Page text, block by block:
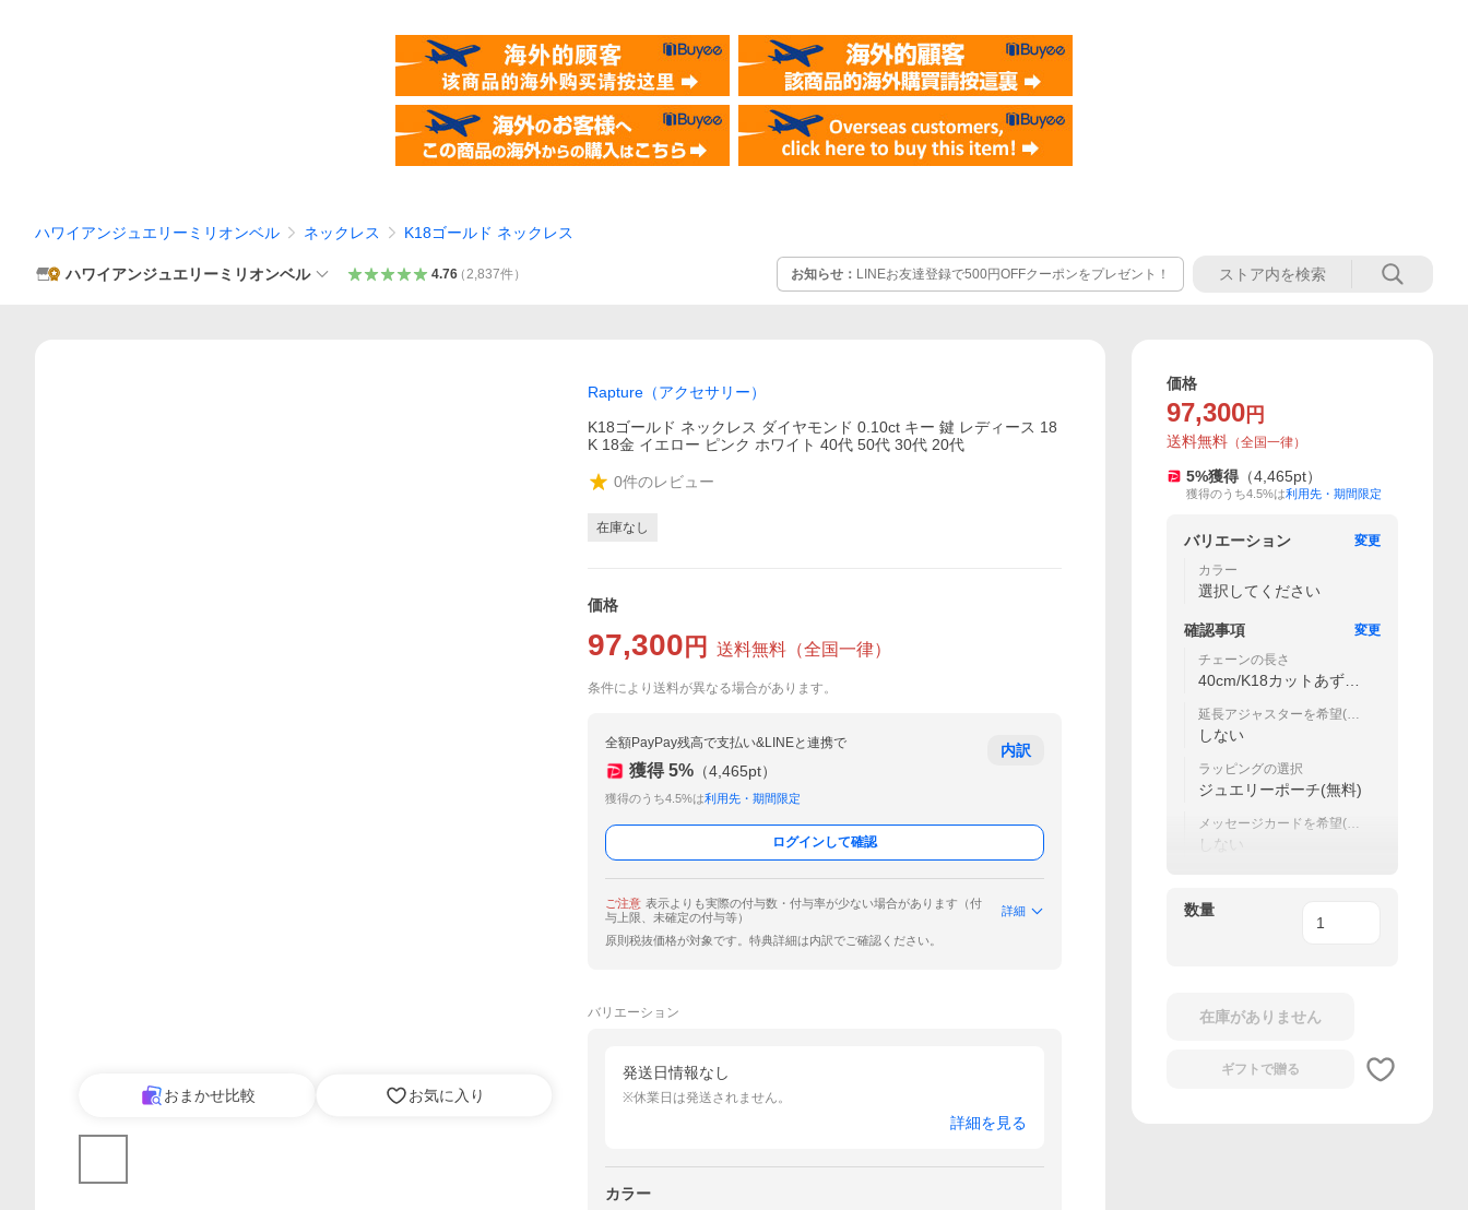
ハワイアンジュエリーミリオンベル ネックレス K18ゴールド ネックレス
ハワイアンジュエリーミリオンベル 4.76（2,837件） お知らせ： LINEお友達登録で500円OFFクーポンをプレゼント！
おまかせ比較 お気に入り
Rapture（アクセサリー）
K18ゴールド ネックレス ダイヤモンド 0.10ct キー 鍵 レディース 18
K 18金 イエロー ピンク ホワイト 40代 50代 30代 20代
0件のレビュー
在庫なし
価格
97,300 円 送料無料 （全国一律）
条件により送料が異なる場合があります。
全額PayPay残高で支払い&LINEと連携で
獲得 5% （4,465pt）
獲得のうち4.5%は利用先・期間限定
内訳
ログインして確認
ご注意 表示よりも実際の付与数・付与率が少ない場合があります（付
与上限、未確定の付与等）
詳細
原則税抜価格が対象です。特典詳細は内訳でご確認ください。
バリエーション
発送日情報なし
※休業日は発送されません。
詳細を見る
カラー
価格
97,300 円
送料無料 （全国一律）
5%獲得 （4,465pt）
獲得のうち4.5%は利用先・期間限定
バリエーション
変更
カラー
選択してください
確認事項
変更
チェーンの長さ
40cm/K18カットあずき
延長アジャスターを希望(有
料)
しない
ラッピングの選択
ジュエリーポーチ(無料)
メッセージカードを希望(無
料)
しない
数量
在庫がありません
ギフトで贈る